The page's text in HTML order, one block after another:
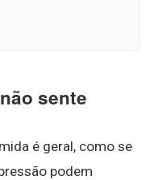
sente
é geral, como se
podem